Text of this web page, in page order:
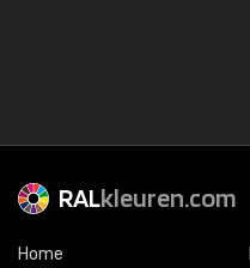
RALkleuren.com
Home